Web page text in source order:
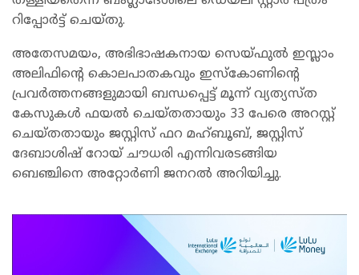
റിപ്പോർട്ട് ചെയ്തു.
അതേസമയം, അഭിഭാഷകനായ സെയ്ഫുൽ ഇസ്ലാം
അലിഫിന്റെ കൊലപാതകവും ഇസ്‌കോണിന്റെ
പ്രവർത്തനങ്ങളുമായി ബന്ധപ്പെട്ട് മൂന്ന് വ്യത്യസ്ത
കേസുകൾ ഫയൽ ചെയ്തതായും 33 പേരെ അറസ്റ്റ്
ചെയ്തതായും ജസ്റ്റിസ് ഫറ മഹ്ബൂബ്, ജസ്റ്റിസ്
ദേബാശിഷ് റോയ് ചൗധരി എന്നിവരടങ്ങിയ
ബെഞ്ചിനെ അറ്റോർണി ജനറൽ അറിയിച്ചു.